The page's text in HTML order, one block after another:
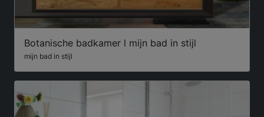
Botanische badkamer l mijn bad in stijl
mijn bad in stijl